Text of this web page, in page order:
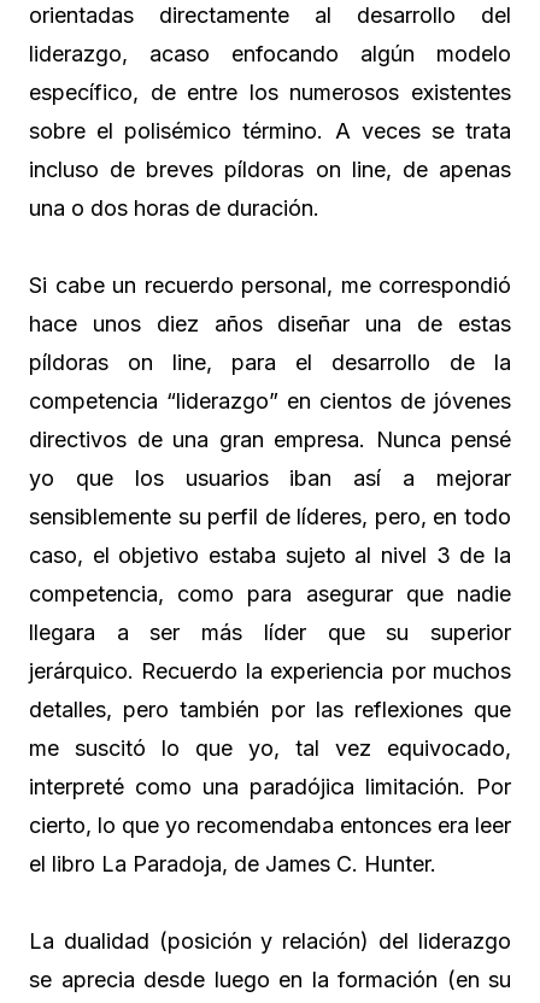
orientadas directamente al desarrollo del
liderazgo, acaso enfocando algún modelo
específico, de entre los numerosos existentes
sobre el polisémico término. A veces se trata
incluso de breves píldoras on line, de apenas
una o dos horas de duración.
Si cabe un recuerdo personal, me correspondió
hace unos diez años diseñar una de estas
píldoras on line, para el desarrollo de la
competencia “liderazgo” en cientos de jóvenes
directivos de una gran empresa. Nunca pensé
yo que los usuarios iban así a mejorar
sensiblemente su perfil de líderes, pero, en todo
caso, el objetivo estaba sujeto al nivel 3 de la
competencia, como para asegurar que nadie
llegara a ser más líder que su superior
jerárquico. Recuerdo la experiencia por muchos
detalles, pero también por las reflexiones que
me suscitó lo que yo, tal vez equivocado,
interpreté como una paradójica limitación. Por
cierto, lo que yo recomendaba entonces era leer
el libro La Paradoja, de James C. Hunter.
La dualidad (posición y relación) del liderazgo
se aprecia desde luego en la formación (en su